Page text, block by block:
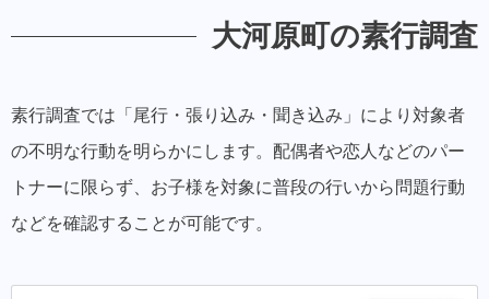
大河原町の素行調査
素行調査では「尾行・張り込み・聞き込み」により対象者
の不明な行動を明らかにします。配偶者や恋人などのパー
トナーに限らず、お子様を対象に普段の行いから問題行動
などを確認することが可能です。